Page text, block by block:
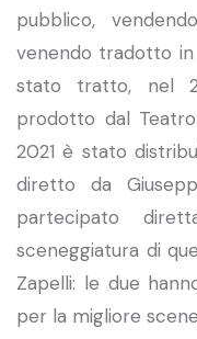
pubblico,
venendo tradotto
stato tratto, nel
prodotto dal
2021 è stato
diretto da
partecipato
sceneggiatura di
Zapelli: le due
per la migliore